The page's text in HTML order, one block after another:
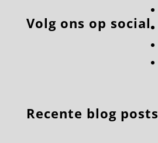
Volg ons op social
Recente blog posts